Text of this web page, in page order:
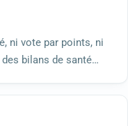
ni vote par points, ni
bilans de santé
norme SOC 2.